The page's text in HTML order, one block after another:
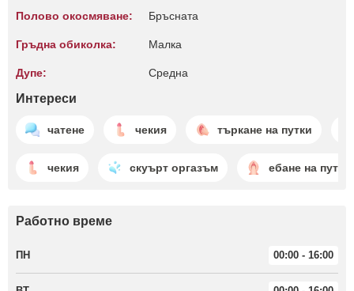
Полово окосмяване: Бръсната
Гръдна обиколка: Малкa
Дупе: Среднa
Интереси
чатене чекия търкане на путки
чекия скуърт оргазъм ебане на путки
Работно време
ПН 00:00 - 16:00